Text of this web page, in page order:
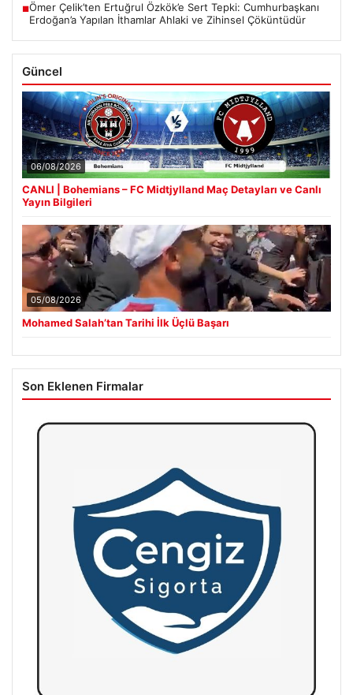
■Ömer Çelik’ten Ertuğrul Özkök’e Sert Tepki: Cumhurbaşkanı
Erdoğan’a Yapılan İthamlar Ahlaki ve Zihinsel Çöküntüdür
Güncel
06/08/2026
CANLI | Bohemians – FC Midtjylland Maç Detayları ve Canlı
Yayın Bilgileri
05/08/2026
Mohamed Salah’tan Tarihi İlk Üçlü Başarı
Son Eklenen Firmalar